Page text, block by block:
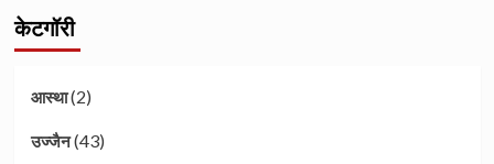
केटगॉरी
आस्था(2)
उज्जैन(43)